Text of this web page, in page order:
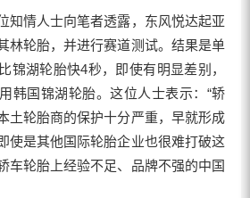
情人士向笔者透露，东风悦达起亚
林轮胎，并进行赛道测试。结果是单
锦湖轮胎快4秒，即使有明显差别，
韩国锦湖轮胎。这位人士表示：“轿
土轮胎商的保护十分严重，早就形成
使是其他国际轮胎企业也很难打破这
车轮胎上经验不足、品牌不强的中国